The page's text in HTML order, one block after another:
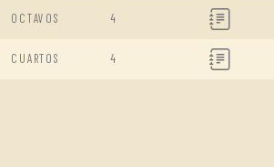
OCTAVOS 4
CUARTOS 4